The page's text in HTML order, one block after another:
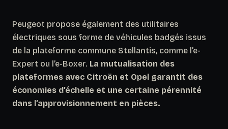
Peugeot propose également des utilitaires
électriques sous forme de véhicules badgés issus
de la plateforme commune Stellantis, comme l’e-
Expert ou l’e-Boxer. La mutualisation des
plateformes avec Citroën et Opel garantit des
économies d’échelle et une certaine pérennité
dans l’approvisionnement en pièces.